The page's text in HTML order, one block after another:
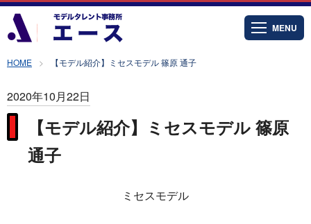
MENU
HOME 【モデル紹介】ミセスモデル 篠原 通子
2020年10月22日
【モデル紹介】ミセスモデル 篠原
通子
ミセスモデル